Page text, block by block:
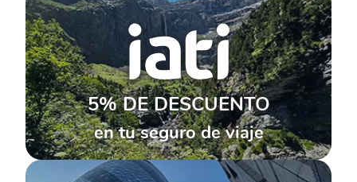
5% DE DESCUENTO
en tu seguro de viaje